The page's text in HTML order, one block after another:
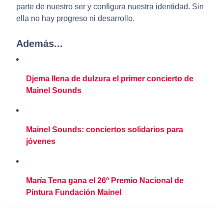
parte de nuestro ser y configura nuestra identidad. Sin
ella no hay progreso ni desarrollo.
Además...
Djema llena de dulzura el primer concierto de
Mainel Sounds
Mainel Sounds: conciertos solidarios para
jóvenes
María Tena gana el 26º Premio Nacional de
Pintura Fundación Mainel